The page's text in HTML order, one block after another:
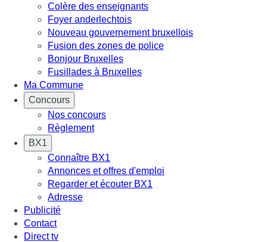
Colère des enseignants
Foyer anderlechtois
Nouveau gouvernement bruxellois
Fusion des zones de police
Bonjour Bruxelles
Fusillades à Bruxelles
Ma Commune
Concours
Nos concours
Règlement
BX1
Connaître BX1
Annonces et offres d'emploi
Regarder et écouter BX1
Adresse
Publicité
Contact
Direct tv